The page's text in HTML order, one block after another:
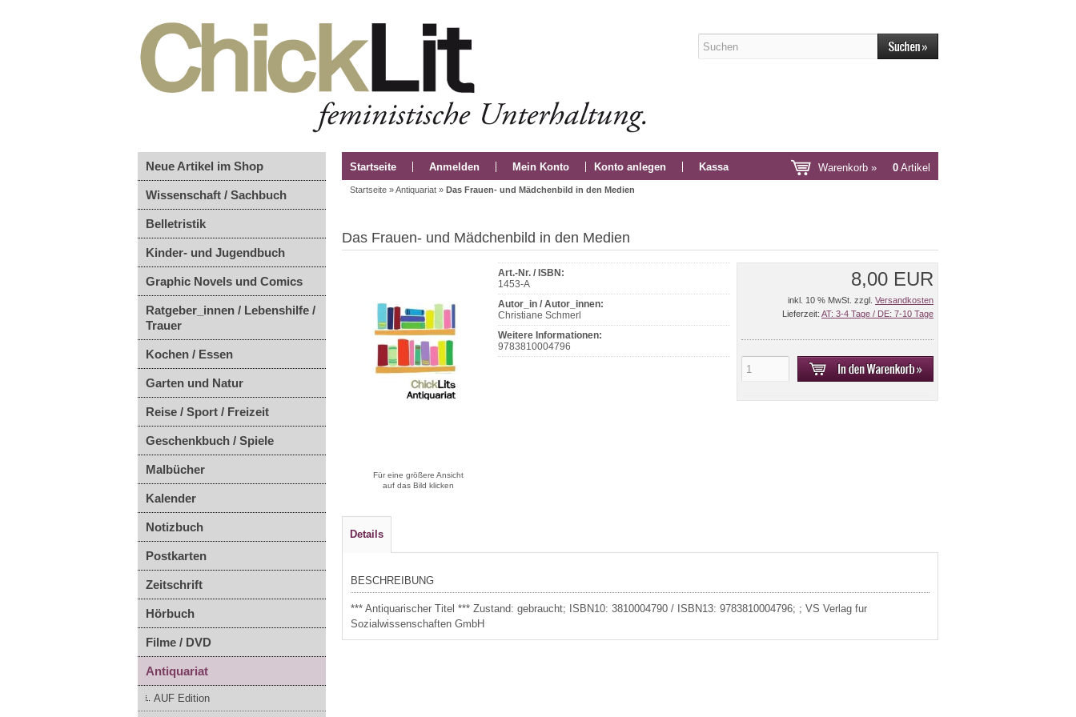
Neue Artikel im Shop
Wissenschaft / Sachbuch
Belletristik
Kinder- und Jugendbuch
Graphic Novels und Comics
Ratgeber_innen / Lebenshilfe /
Trauer
Kochen / Essen
Garten und Natur
Reise / Sport / Freizeit
Geschenkbuch / Spiele
Malbücher
Kalender
Notizbuch
Postkarten
Zeitschrift
Hörbuch
Filme / DVD
Antiquariat
AUF Edition
Startseite Anmelden Mein Konto Konto anlegen Kassa Warenkorb » 0 Artikel
Startseite »Antiquariat » Das Frauen- und Mädchenbild in den Medien
Das Frauen- und Mädchenbild in den Medien
Für eine größere Ansicht
auf das Bild klicken
Art.-Nr. / ISBN:
1453-A
Autor_in / Autor_innen:
Christiane Schmerl
Weitere Informationen:
9783810004796
8,00 EUR
inkl. 10 % MwSt. zzgl. Versandkosten
Lieferzeit: AT: 3-4 Tage / DE: 7-10 Tage
Details
BESCHREIBUNG
*** Antiquarischer Titel *** Zustand: gebraucht; ISBN10: 3810004790 / ISBN13: 9783810004796; ; VS Verlag fur
Sozialwissenschaften GmbH